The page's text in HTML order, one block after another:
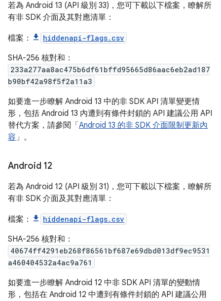
若為 Android 13 (API 級別 33)，您可下載以下檔案，瞭解所
有非 SDK 介面及其對應清單：
檔案： hiddenapi-flags.csv
SHA-256 核對和：
233a277aa8ac475b6df61bffd95665d86aac6eb2ad187
b90bf42a98f5f2a11a3
如要進一步瞭解 Android 13 中的非 SDK API 清單變更情
形，包括 Android 13 內遭到有條件封鎖的 API 建議公用 API
替代方案，請參閱「 Android 13 的非 SDK 介面限制更新內
容」。
Android 12
若為 Android 12 (API 級別 31)，您可下載以下檔案，瞭解所
有非 SDK 介面及其對應清單：
檔案： hiddenapi-flags.csv
SHA-256 核對和：
40674ff4291eb268f86561bf687e69dbd013df9ec9531
a460404532a4ac9a761
如要進一步瞭解 Android 12 中非 SDK API 清單的變動情
形，包括在 Android 12 中遭到有條件封鎖的 API 建議公用